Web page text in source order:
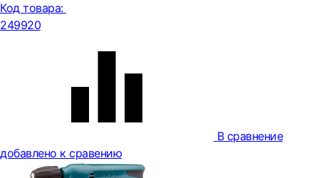
Код товара:
249920
В сравнение
добавлено к сравению